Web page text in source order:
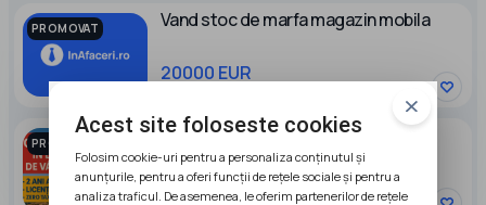
PROMOVAT Vand stoc de marfa magazin mobila
20000 EUR
PROMOVAT Companie in DUBAI de vanzare
9900 EUR
Acest site foloseste cookies
Folosim cookie-uri pentru a personaliza conținutul și
anunțurile, pentru a oferi funcții de rețele sociale și pentru a
analiza traficul. De asemenea, le oferim partenerilor de rețele